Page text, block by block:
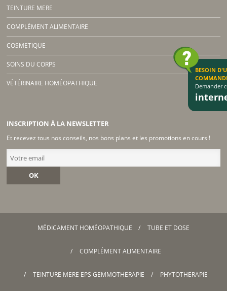
TEINTURE MERE
COMPLÉMENT ALIMENTAIRE
COSMETIQUE
SOINS DU CORPS
VÉTÉRINAIRE HOMÉOPATHIQUE
INSCRIPTION À LA NEWSLETTER
Et recevez tous nos conseils, nos bons plans et les promotions en cours !
OK
MÉDICAMENT HOMÉOPATHIQUE TUBE ET DOSE
COMPLÉMENT ALIMENTAIRE
TEINTURE MERE EPS GEMMOTHERAPIE PHYTOTHERAPIE
BESOIN
Demander